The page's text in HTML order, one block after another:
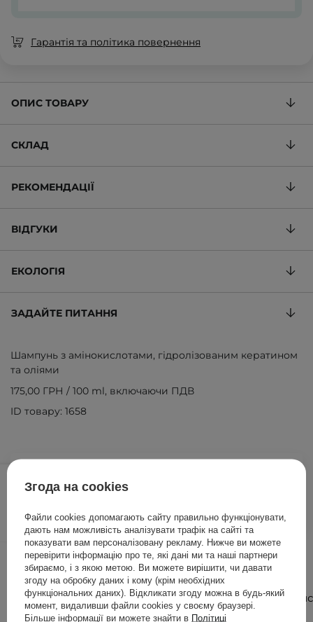
Гарантія та політика повернення
ОПИС ТОВАРУ
СКЛАД
РЕКОМЕНДАЦІЇ
ВІДГУКИ
ЕКОЛОГІЯ
ЗАДАЙТЕ ПИТАННЯ
Шампунь з амінокислотами, гідролізованим кератином
та оліями
175,00 ГРН / 100 ml, включаючи ПДВ
ID товару: 1658
Інші клієнти також перевіряли
Згода на cookies
Файли cookies допомагають сайту правильно функціонувати,
дають нам можливість аналізувати трафік на сайті та
показувати вам персоналізовану рекламу. Нижче ви можете
перевірити інформацію про те, які дані ми та наші партнери
збираємо, і з якою метою. Ви можете вирішити, чи давати
згоду на обробку даних і кому (крім необхідних
функціональних даних). Відкликати згоду можна в будь-який
момент, видаливши файли cookies у своєму браузері.
Більше інформації ви можете знайти в Політиці